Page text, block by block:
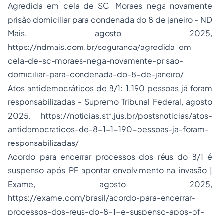
Agredida em cela de SC: Moraes nega novamente
prisão domiciliar para condenada do 8 de janeiro - ND
Mais, agosto 2025,
https://ndmais.com.br/seguranca/agredida-em-
cela-de-sc-moraes-nega-novamente-prisao-
domiciliar-para-condenada-do-8-de-janeiro/
Atos antidemocráticos de 8/1: 1.190 pessoas já foram
responsabilizadas - Supremo Tribunal Federal, agosto
2025, https://noticias.stf.jus.br/postsnoticias/atos-
antidemocraticos-de-8-1-1-190-pessoas-ja-foram-
responsabilizadas/
Acordo para encerrar processos dos réus do 8/1 é
suspenso após PF apontar envolvimento na invasão |
Exame, agosto 2025,
https://exame.com/brasil/acordo-para-encerrar-
processos-dos-reus-do-8-1-e-suspenso-apos-pf-